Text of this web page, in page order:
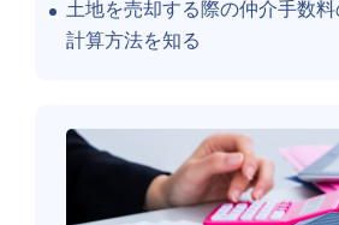
土地を売却する際の仲介手数料
計算方法を知る